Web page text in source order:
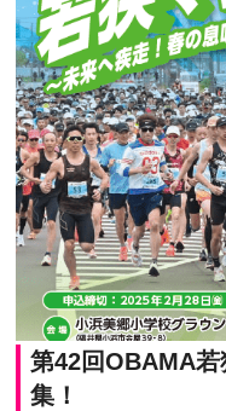
第42回OBAMA
集！